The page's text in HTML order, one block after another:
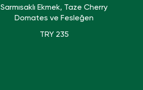
Sarmısaklı Ekmek, Taze Cherry
Domates ve Fesleğen
TRY 235